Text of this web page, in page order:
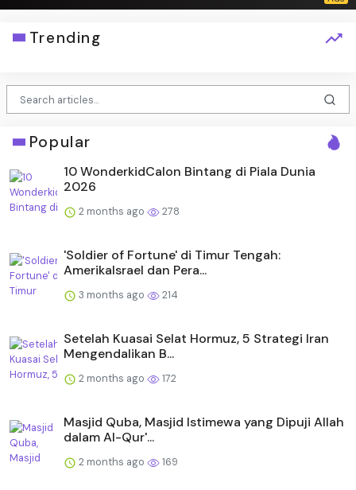
Trending
Popular
10 WonderkidCalon Bintang di Piala Dunia
2026
2 months ago 278
'Soldier of Fortune' di Timur Tengah:
AmerikaIsrael dan Pera...
3 months ago 214
Setelah Kuasai Selat Hormuz, 5 Strategi Iran
Mengendalikan B...
2 months ago 172
Masjid Quba, Masjid Istimewa yang Dipuji Allah
dalam Al-Qur'...
2 months ago 169